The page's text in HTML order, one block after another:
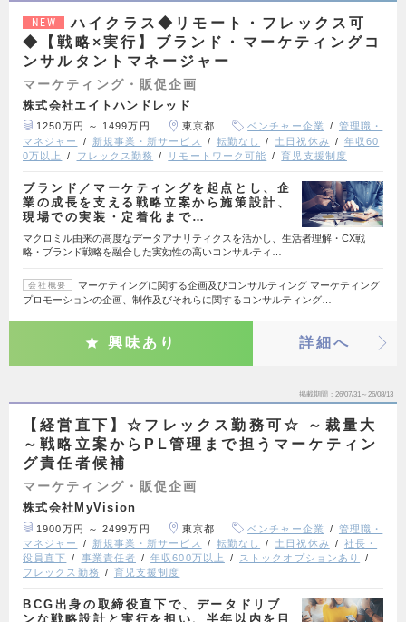
NEW
ハイクラス◆リモート・フレックス可
◆【戦略×実行】ブランド・マーケティングコ
ンサルタントマネージャー
マーケティング・販促企画
株式会社エイトハンドレッド
1250万円 ～ 1499万円 東京都 ベンチャー企業
管理職・
マネジャー
新規事業・新サービス 転勤なし 土日祝休み
年収60
0万以上
フレックス勤務 リモートワーク可能 育児支援制度
ブランド／マーケティングを起点とし、企
業の成長を支える戦略立案から施策設計、
現場での実装・定着化まで…
マクロミル由来の高度なデータアナリティクスを活かし、生活者理解・CX戦
略・ブランド戦略を融合した実効性の高いコンサルティ…
会社概要
マーケティングに関する企画及びコンサルティング マーケティング
プロモーションの企画、制作及びそれらに関するコンサルティング…
興味あり 詳細へ
掲載期間 26/07/31～26/08/13
【経営直下】☆フレックス勤務可☆ ～裁量大
～戦略立案からPL管理まで担うマーケティン
グ責任者候補
マーケティング・販促企画
株式会社MyVision
1900万円 ～ 2499万円 東京都 ベンチャー企業
管理職・
マネジャー
新規事業・新サービス 転勤なし 土日祝休み
社長・
役員直下
事業責任者 年収600万以上
ストックオプションあり
フレックス勤務
育児支援制度
BCG出身の取締役直下で、データドリブ
ンな戦略設計と実行を担い、半年以内を目